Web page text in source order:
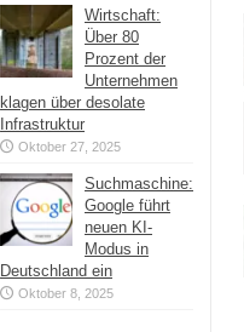
Wirtschaft:
Über 80
Prozent der
Unternehmen
klagen über desolate
Infrastruktur
Oktober 27, 2025
Suchmaschine:
Google führt
neuen KI-
Modus in
Deutschland ein
Oktober 8, 2025